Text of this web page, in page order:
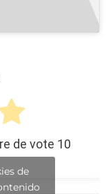
de vote 10
de